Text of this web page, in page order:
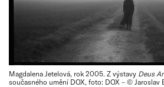
Magdalena Jetelová, rok 2005. Z výstavy Deus
současného umění DOX, foto: DOX – © Jaroslav